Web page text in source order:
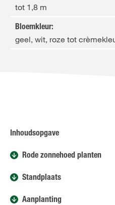
tot 1,8 m
Bloemkleur:
geel, wit, roze tot
Inhoudsopgave
Rode zonnehoed planten
Standplaats
Aanplanting